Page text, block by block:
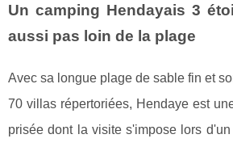
Un camping Hendayais 3
aussi pas loin de la plage
Avec sa longue plage de sable fin et
70 villas répertoriées, Hendaye est
prisée dont la visite s'impose lors